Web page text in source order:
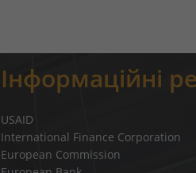
Інформаційні
USAID
International Finance Corporation
European Commission